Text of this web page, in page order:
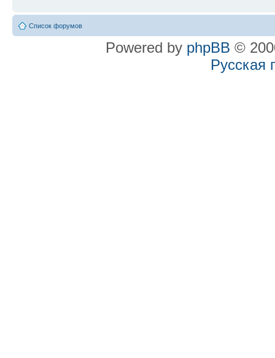
Список форумов
Powered by phpBB ©
Русская